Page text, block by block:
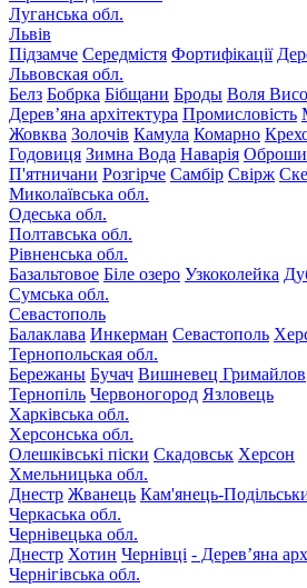
Луганська обл.
Львів
Підзамче Середмістя Фортифікації
Львовская обл.
Белз Бобрка Бібщани Броды Воля
Дерев’яна архітектура Промисловість
Жовква Золочів Камула Комарно
Годовиця Зимна Вода Наварія
П'ятничани Розгірче Самбір Свірж
Миколаївська обл.
Одеська обл.
Полтавська обл.
Рівненська обл.
Базальтовое Біле озеро Узкоколейка
Сумська обл.
Севастополь
Балаклава Инкерман Севастополь
Тернопольская обл.
Бережаны Бучач Вишневец Гримайлов
Тернопіль Червоногород Язловець
Харківська обл.
Херсонська обл.
Олешківські піски Скадовськ Херсон
Хмельницька обл.
Днестр Жванець Кам'янець-
Черкаська обл.
Чернівецька обл.
Днестр Хотин Чернівці - Дерев’яна
Чернігівська обл.